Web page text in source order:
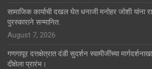
सामाजिक कार्याची दखल घेत धनाजी मनोहर जोशी यांना
पुरस्काराने सन्मानित.
August 7, 2026
गणगापूर दत्तक्षेत्रात दंडी सुदर्शन स्वामीजींच्या
दीक्षेला प्रारंभ।